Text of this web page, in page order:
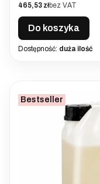
Cena
465,53 złbez VAT
Do koszyka
Dostępność: duża ilość
Bestseller